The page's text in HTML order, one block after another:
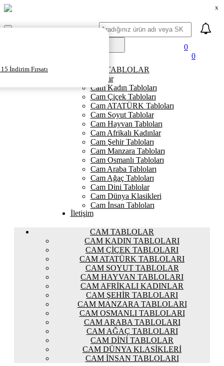
x
Mobil
Ara
İndirim Fırsatı
0
0
KANVAS TABLOLAR
Cam Tablolar
Cam Kadın Tabloları
Cam Çiçek Tabloları
Cam ATATÜRK Tabloları
Cam Soyut Tablolar
Cam Hayvan Tabloları
Cam Afrikalı Kadınlar
Cam Şehir Tabloları
Cam Manzara Tabloları
Cam Osmanlı Tabloları
Cam Araba Tabloları
Cam Ağaç Tabloları
Cam Dini Tablolar
Cam Dünya Klasikleri
Cam İnsan Tabloları
İletişim
CAM TABLOLAR
CAM KADIN TABLOLARI
CAM ÇIÇEK TABLOLARI
CAM ATATÜRK TABLOLARI
CAM SOYUT TABLOLAR
CAM HAYVAN TABLOLARI
CAM AFRIKALI KADINLAR
CAM ŞEHIR TABLOLARI
CAM MANZARA TABLOLARI
CAM OSMANLI TABLOLARI
CAM ARABA TABLOLARI
CAM AĞAÇ TABLOLARI
CAM DINI TABLOLAR
CAM DÜNYA KLASIKLERI
CAM İNSAN TABLOLARI